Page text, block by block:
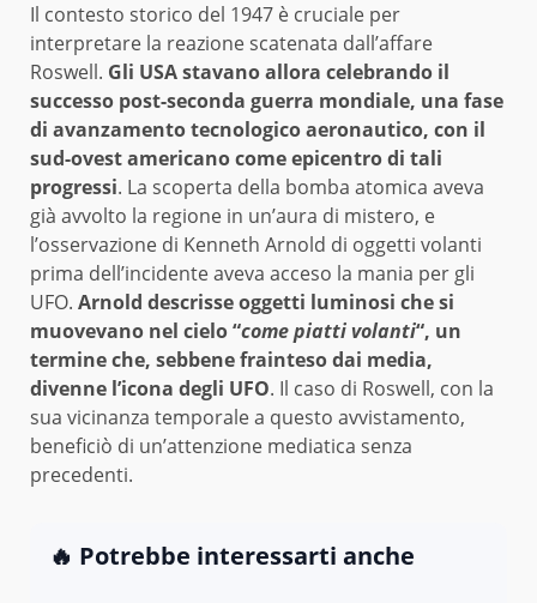
Il contesto storico del 1947 è cruciale per
interpretare la reazione scatenata dall’affare
Roswell. Gli USA stavano allora celebrando il
successo post-seconda guerra mondiale, una fase
di avanzamento tecnologico aeronautico, con il
sud-ovest americano come epicentro di tali
progressi. La scoperta della bomba atomica aveva
già avvolto la regione in un’aura di mistero, e
l’osservazione di Kenneth Arnold di oggetti volanti
prima dell’incidente aveva acceso la mania per gli
UFO. Arnold descrisse oggetti luminosi che si
muovevano nel cielo “come piatti volanti“, un
termine che, sebbene frainteso dai media,
divenne l’icona degli UFO. Il caso di Roswell, con la
sua vicinanza temporale a questo avvistamento,
beneficiò di un’attenzione mediatica senza
precedenti.
🔥 Potrebbe interessarti anche